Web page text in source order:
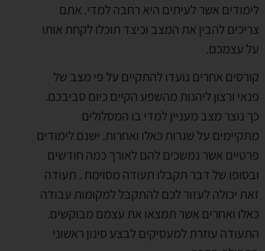
לימודים אשר לעיתים היא רחבה למדי. אתם
צריכים להבין את המצב וכיצד תוכלו לקחת אותו
על עצמכם.
קורסים אחרים נועדו להתקיים על פי מצב של
פנאי ורצון ליהנות מהשפע הקיים כיום סביבכם.
כך נוצר מצב מעניין למדי בו המסלולים
מתקיימים על שגרות כאלו ואחרות. ישנם לימודים
פרטיים אשר נמשכים להם לאורך כמה חודשים
ובסופו של דבר תקבלו תעודה מסוימת . תעודה
זאת יכולה לעזור לכם להתקבל למקומות עבודה
כאלו ואחרים אשר תמצאו את עצמם מבוקשים.
התעודה עוזרת למעסיקים לבצע סינון ראשוני